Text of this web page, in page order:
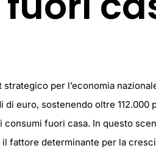
per l’economia
euro, sostenendo oltre 112.000
fuori casa. In questo
fattore determinante per la